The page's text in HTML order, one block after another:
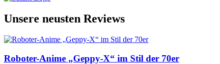
Unsere neusten Reviews
Roboter-Anime „Geppy-X“ im Stil der 70er